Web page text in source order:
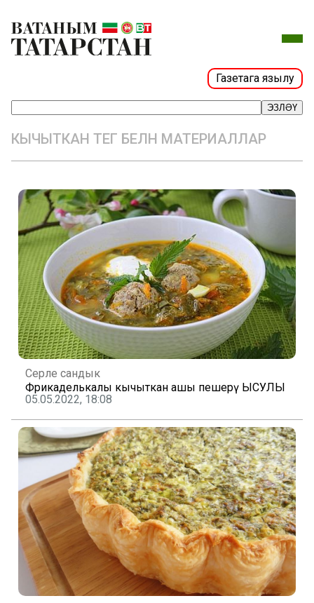
Газетага язылу
ЭЗЛӘҮ
КЫЧЫТКАН ТЕГ БЕЛӘН МАТЕРИАЛЛАР
Серле сандык
Фрикаделькалы кычыткан ашы пешерү ЫСУЛЫ
05.05.2022, 18:08